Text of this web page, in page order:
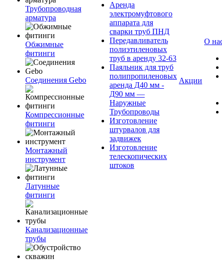
Трубопроводная
арматура
Обжимные
фитинги
Соединения Gebo
Компрессионные
фитинги
Монтажный
инструмент
Латунные
фитинги
Канализационные
трубы
Аренда
электромуфтового
аппарата для
сварки труб ПНД
Передавливатель
полиэтиленовых
труб в аренду 32-63
Паяльник для труб
полипропиленовых
аренда Д40 мм -
Д90 мм —
Наружные
Трубопроводы
Изготовление
штурвалов для
задвижек
Изготовление
телескопических
штоков
Акции
О